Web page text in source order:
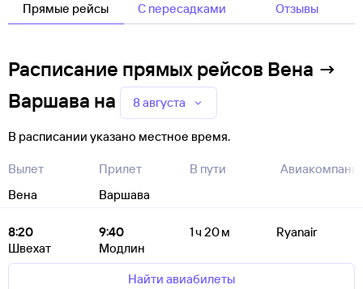
Прямые рейсы C пересадками Отзывы
Расписание прямых рейсов Вена →
Варшава на 8 августа
В расписании указано местное время.
Вылет
Вена
Прилет
Варшава
В пути
8:20
Швехат
9:40
Модлин
1 ч 20 м Ryanair
Найти авиабилеты